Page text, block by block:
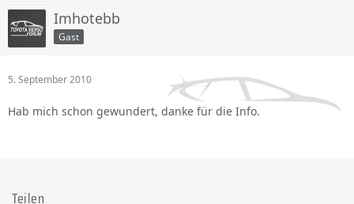
Imhotebb
Gast
5. September 2010
Hab mich schon gewundert, danke für die Info.
Teilen